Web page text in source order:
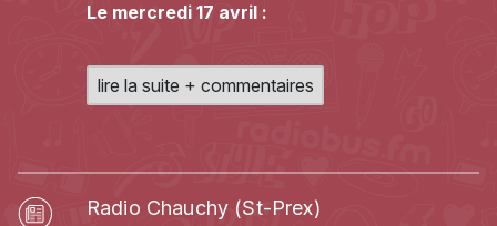
Le mercredi 17 avril :
lire la suite + commentaires
Radio Chauchy (St-Prex)